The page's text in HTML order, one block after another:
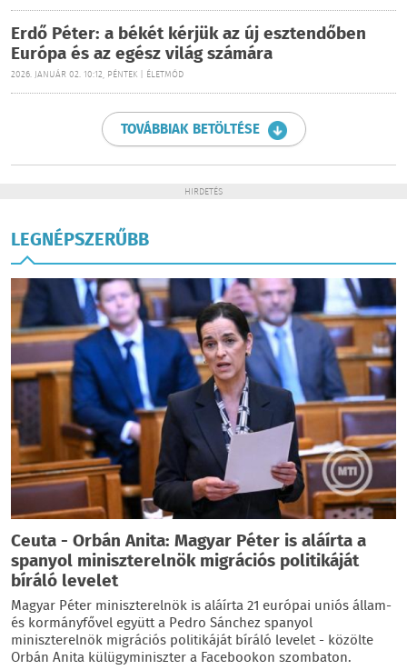
Erdő Péter: a békét kérjük az új esztendőben
Európa és az egész világ számára
2026. JANUÁR 02. 10:12, PÉNTEK | ÉLETMÓD
TOVÁBBIAK BETÖLTÉSE
HIRDETÉS
LEGNÉPSZERŰBB
Ceuta - Orbán Anita: Magyar Péter is aláírta a
spanyol miniszterelnök migrációs politikáját
bíráló levelet
Magyar Péter miniszterelnök is aláírta 21 európai uniós állam-
és kormányfővel együtt a Pedro Sánchez spanyol
miniszterelnök migrációs politikáját bíráló levelet - közölte
Orbán Anita külügyminiszter a Facebookon szombaton.